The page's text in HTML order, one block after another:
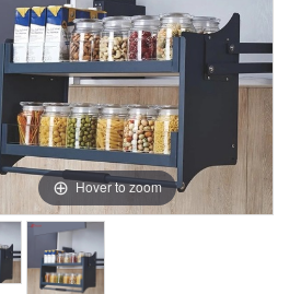
Hover to zoom
Hover to zoom